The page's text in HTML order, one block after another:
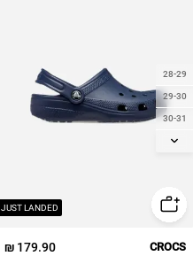
JUST LANDED
28-29
29-30
30-31
32-33
36-37
179.90 ₪ CROCS